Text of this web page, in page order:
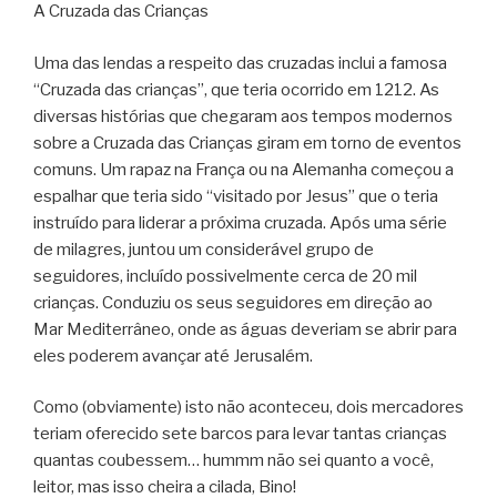
A Cruzada das Crianças
Uma das lendas a respeito das cruzadas inclui a famosa
“Cruzada das crianças”, que teria ocorrido em 1212. As
diversas histórias que chegaram aos tempos modernos
sobre a Cruzada das Crianças giram em torno de eventos
comuns. Um rapaz na França ou na Alemanha começou a
espalhar que teria sido “visitado por Jesus” que o teria
instruído para liderar a próxima cruzada. Após uma série
de milagres, juntou um considerável grupo de
seguidores, incluído possivelmente cerca de 20 mil
crianças. Conduziu os seus seguidores em direção ao
Mar Mediterrâneo, onde as águas deveriam se abrir para
eles poderem avançar até Jerusalém.
Como (obviamente) isto não aconteceu, dois mercadores
teriam oferecido sete barcos para levar tantas crianças
quantas coubessem… hummm não sei quanto a você,
leitor, mas isso cheira a cilada, Bino!